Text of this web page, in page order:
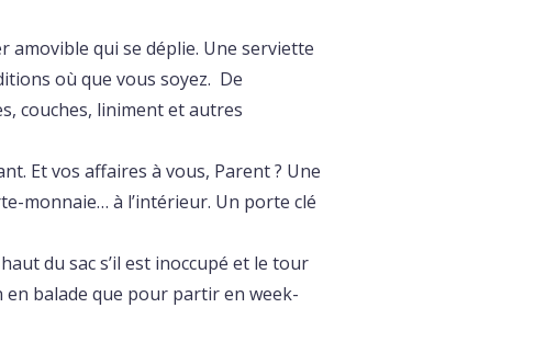
amovible qui se déplie. Une serviette
où que vous soyez. De
couches, liniment et autres
Et vos affaires à vous, Parent ? Une
monnaie… à l’intérieur. Un porte clé
du sac s’il est inoccupé et le tour
en balade que pour partir en week-